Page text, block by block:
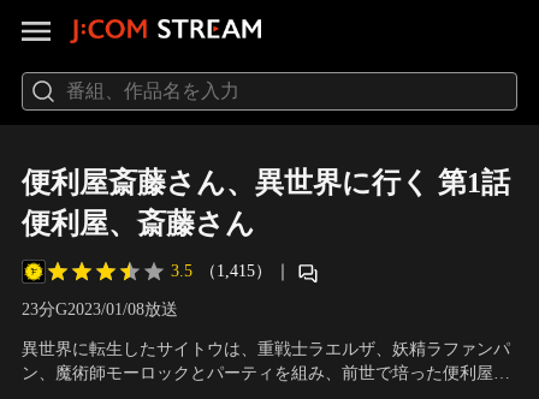
便利屋斎藤さん、異世界に行く 第1話
便利屋、斎藤さん
3.5 （1,415） ｜
23分G2023/01/08放送
異世界に転生したサイトウは、重戦士ラエルザ、妖精ラファンパ
ン、魔術師モーロックとパーティを組み、前世で培った便利屋の